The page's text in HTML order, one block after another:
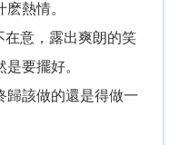
熱情。
意，露出爽朗的笑
要擺好。
該做的還是得做一